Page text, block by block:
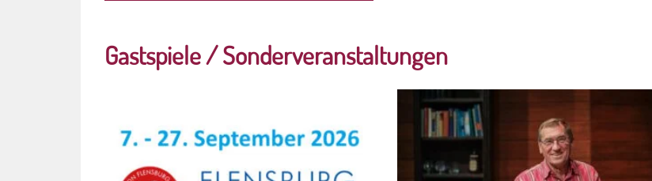
Gastspiele / Sonderveranstaltungen